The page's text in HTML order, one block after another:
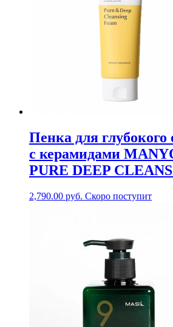
Пенка для
с керамидами
PURE DEEP
2,790.00 руб. Скоро поступит